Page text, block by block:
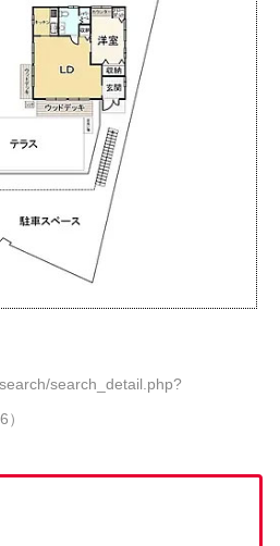
search_detail.php?